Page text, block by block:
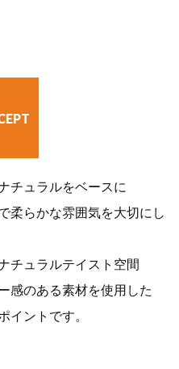
チュラルをベースに
柔らかな雰囲気を大切にし
チュラルテイスト空間
感のある素材を使用した
イントです。